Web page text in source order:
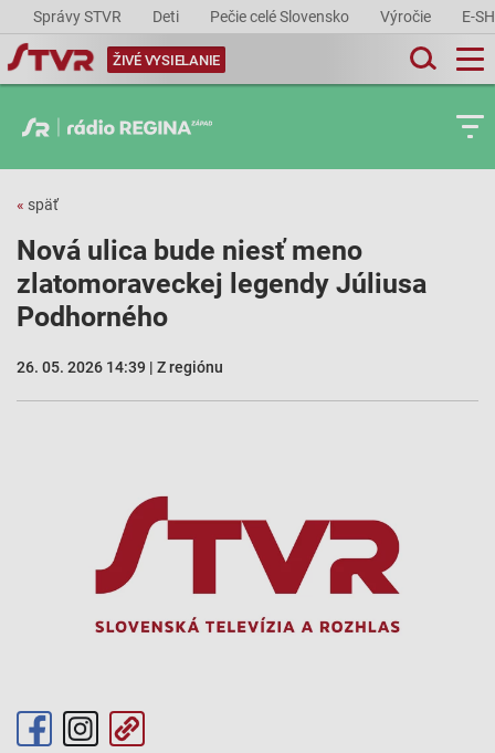
Správy STVR Deti Pečie celé Slovensko Výročie E-
ŽIVÉ VYSIELANIE
« späť
Nová ulica bude niesť meno
zlatomoraveckej legendy Júliusa
Podhorného
26. 05. 2026 14:39 | Z regiónu